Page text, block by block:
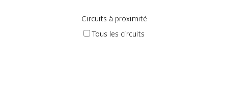
Circuits à proximité
Tous les circuits